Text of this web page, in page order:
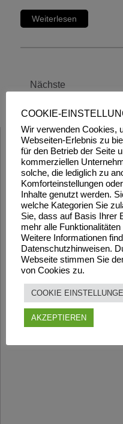
Weiterlesen
Nächste
COOKIE-
Wir verwenden Cookies,
Webseiten-Erlebnis zu
für den Betrieb der Seite
kommerziellen
solche, die lediglich zu
Komforteinstellungen
Inhalte genutzt werden.
welche Kategorien Sie
Sie, dass auf Basis Ihrer
mehr alle
Weitere Informationen
Datenschutzhinweisen.
Webseite stimmen Sie
von Cookies zu.
COOKIE
AKZEPTIEREN